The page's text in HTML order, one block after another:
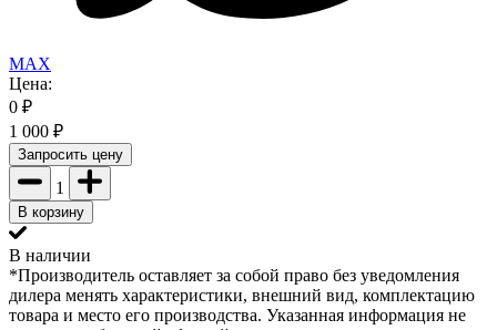
MAX
Цена:
0 ₽
1 000 ₽
Запросить цену
1
В корзину
В наличии
*Производитель оставляет за собой право без уведомления
дилера менять характеристики, внешний вид, комплектацию
товара и место его производства. Указанная информация не